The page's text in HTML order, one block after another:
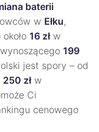
baterii
w Ełku,
16 złw
199
jest spory – od
250 złw
Ci
cenowego